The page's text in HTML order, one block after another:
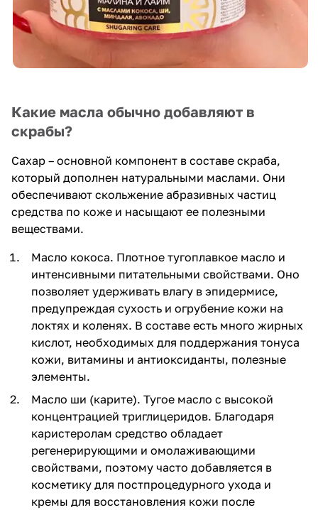
Какие масла обычно добавляют в
скрабы?
Сахар – основной компонент в составе скраба,
который дополнен натуральными маслами. Они
обеспечивают скольжение абразивных частиц
средства по коже и насыщают ее полезными
веществами.
Масло кокоса. Плотное тугоплавкое масло и
интенсивными питательными свойствами. Оно
позволяет удерживать влагу в эпидермисе,
предупреждая сухость и огрубение кожи на
локтях и коленях. В составе есть много жирных
кислот, необходимых для поддержания тонуса
кожи, витамины и антиоксиданты, полезные
элементы.
Масло ши (карите). Тугое масло с высокой
концентрацией триглицеридов. Благодаря
каристеролам средство обладает
регенерирующими и омолаживающими
свойствами, поэтому часто добавляется в
косметику для постпроцедурного ухода и
кремы для восстановления кожи после